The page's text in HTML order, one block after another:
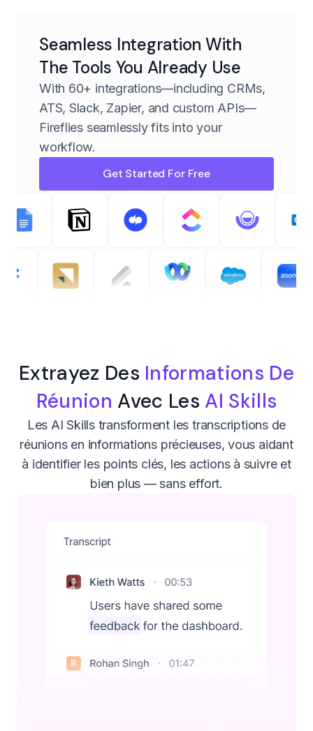
Seamless Integration With
The Tools You Already Use
With 60+ integrations—including CRMs,
ATS, Slack, Zapier, and custom APIs—
Fireflies seamlessly fits into your
workflow.
Get Started For Free
Extrayez Des Informations De
Réunion Avec Les AI Skills
Les AI Skills transforment les transcriptions de
réunions en informations précieuses, vous aidant
à identifier les points clés, les actions à suivre et
bien plus — sans effort.